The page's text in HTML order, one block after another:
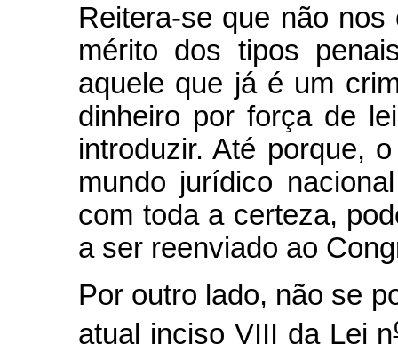
Reitera-se que não
mérito dos tipos
aquele que já é um
dinheiro por força de
introduzir. Até porque,
mundo jurídico
com toda a certeza,
a ser reenviado ao
Por outro lado, não se
atual inciso VIII da Lei n